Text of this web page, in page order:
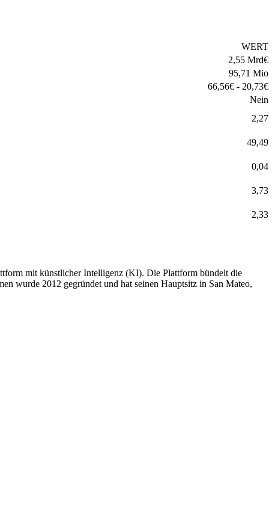
WERT
2,55 Mrd€
95,71 Mio
66,56€ - 20,73€
Nein
2,27
49,49
0,04
3,73
2,33
mit künstlicher Intelligenz (KI). Die Plattform bündelt die
wurde 2012 gegründet und hat seinen Hauptsitz in San Mateo,